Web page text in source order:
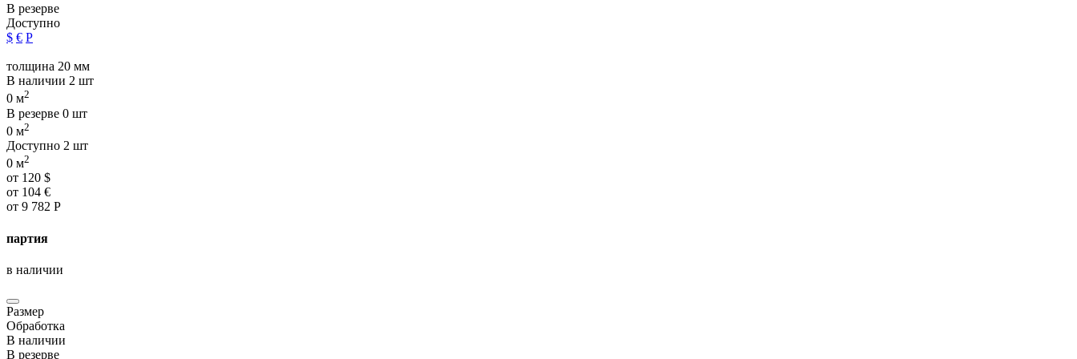
В резерве
Доступно
$ € Р
толщина 20 мм
В наличии 2 шт
0 м2
В резерве 0 шт
0 м2
Доступно 2 шт
0 м2
от 120 $
от 104 €
от 9 782 Р
партия
в наличии
Размер
Обработка
В наличии
В резерве